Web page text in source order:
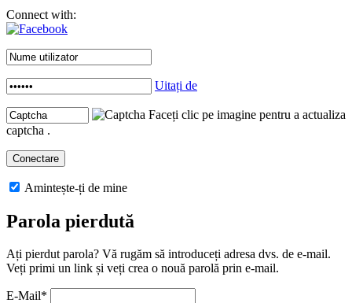
Connect with:
Uitați de
Faceți clic pe imagine pentru a actualiza
captcha .
Amintește-ți de mine
Parola pierdută
Ați pierdut parola? Vă rugăm să introduceți adresa dvs. de e-mail.
Veți primi un link și veți crea o nouă parolă prin e-mail.
E-Mail*